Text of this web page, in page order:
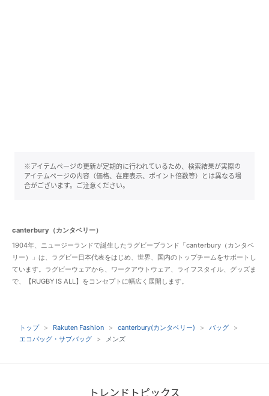
※アイテムページの更新が定期的に行われているため、検索結果が実際の
アイテムページの内容（価格、在庫表示、ポイント倍数等）とは異なる場
合がございます。ご注意ください。
canterbury（カンタベリー）
1904年、ニュージーランドで誕生したラグビーブランド「canterbury（カンタベ
リー）」は、ラグビー日本代表をはじめ、世界、国内のトップチームをサポートし
ています。ラグビーウェアから、ワークアウトウェア、ライフスタイル、グッズま
で、【RUGBY IS ALL】をコンセプトに幅広く展開します。
トップ Rakuten Fashion canterbury(カンタベリー)
バッグ
エコバッグ・サブバッグ
メンズ
トレンドトピックス